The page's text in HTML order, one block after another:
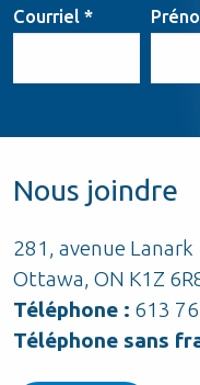
Courriel *
Nous joindre
281, avenue Lanark
Ottawa, ON K1Z
Téléphone : 613
Téléphone sans